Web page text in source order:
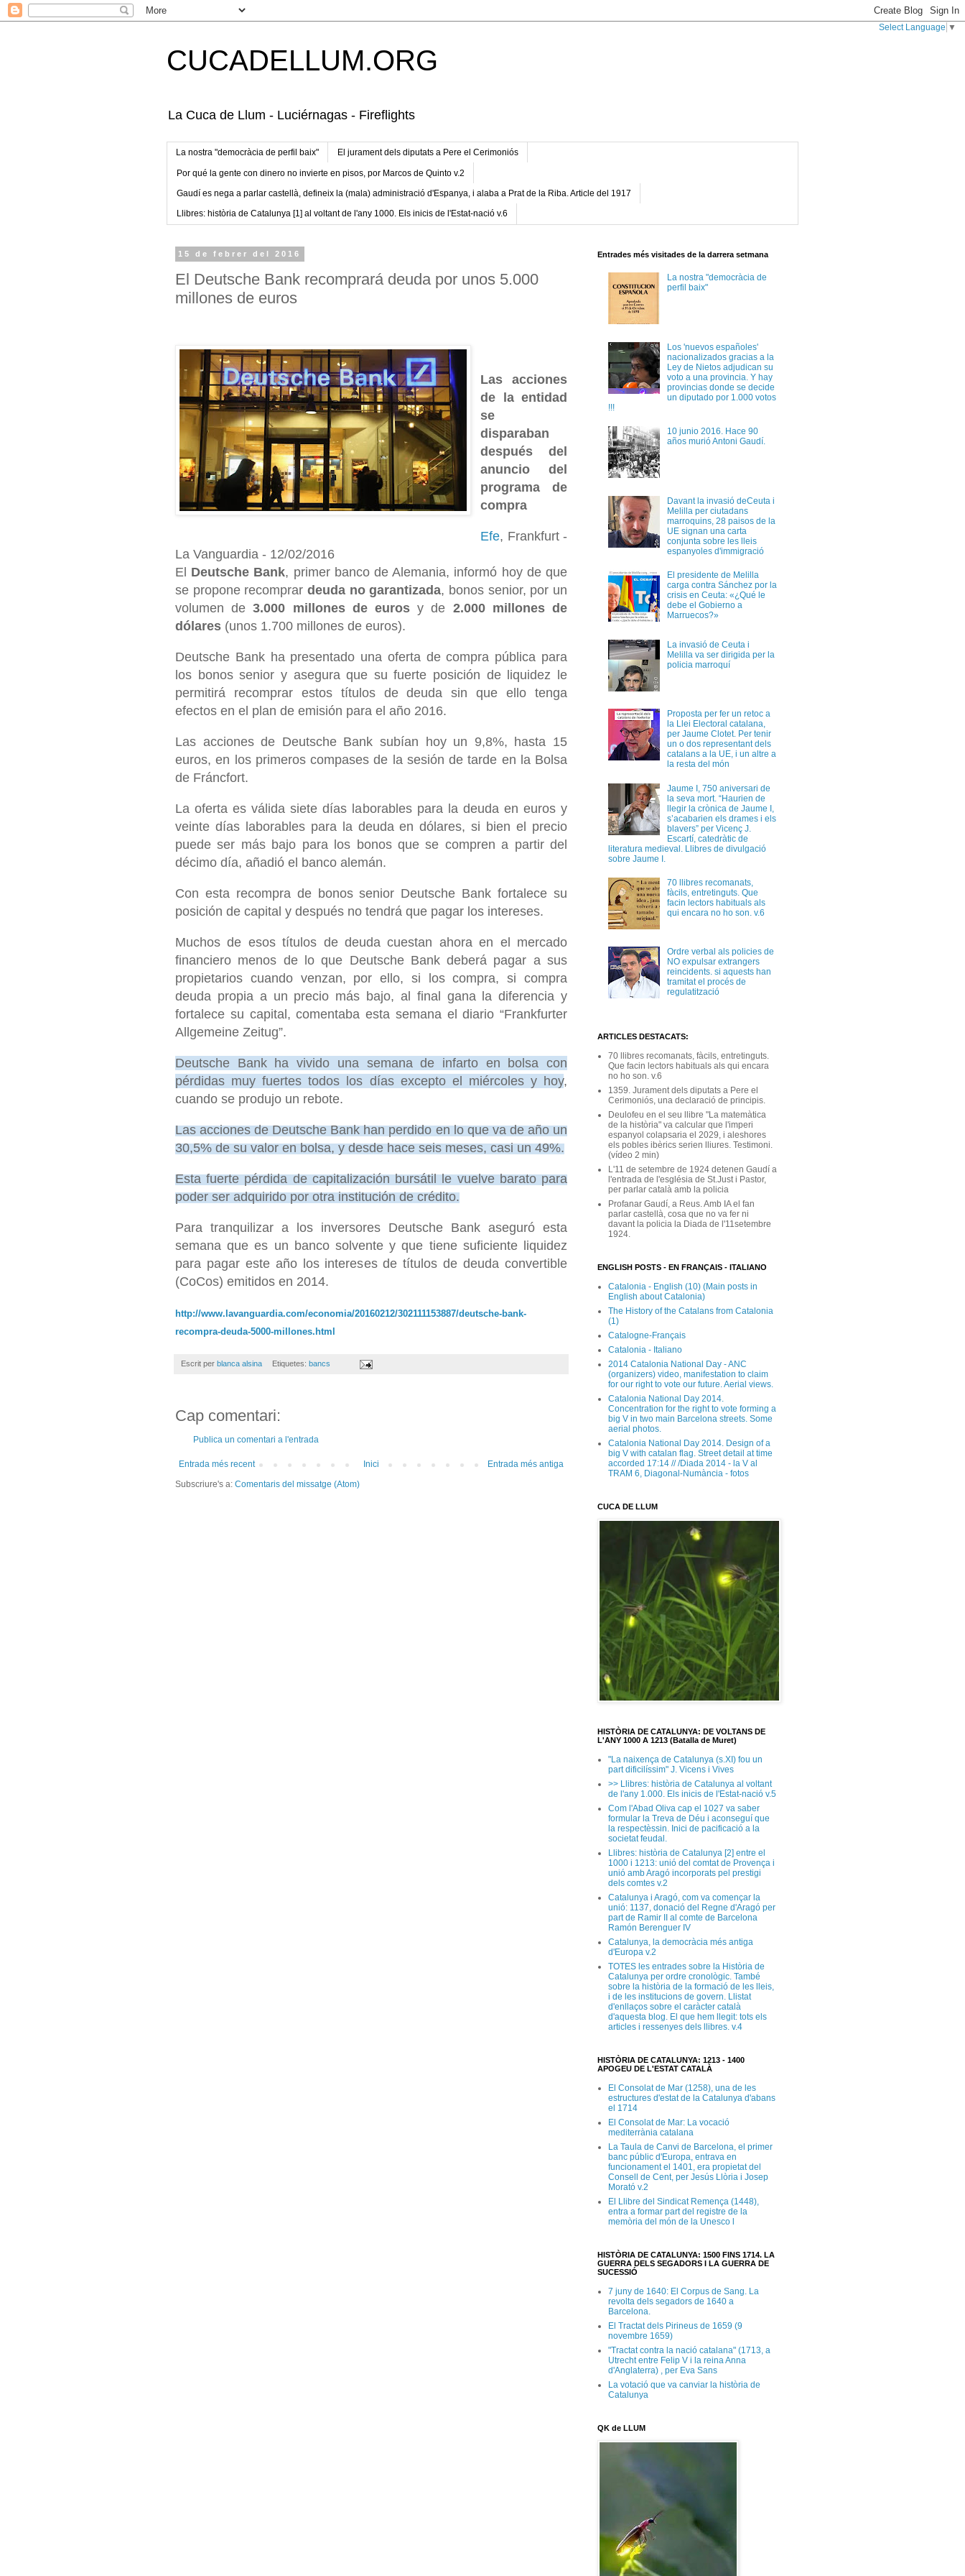
Select Language ▼
CUCADELLUM.ORG
La Cuca de Llum - Luciérnagas - Fireflights
La nostra "democràcia de perfil baix" El jurament dels diputats a Pere el Cerimoniós
Por qué la gente con dinero no invierte en pisos, por Marcos de Quinto v.2
Gaudí es nega a parlar castellà, defineix la (mala) administració d'Espanya, i alaba a Prat de la Riba. Article del 1917
Llibres: història de Catalunya [1] al voltant de l'any 1000. Els inicis de l'Estat-nació v.6
15 de febrer del 2016
El Deutsche Bank recomprará deuda por unos 5.000
millones de euros
Las acciones
de la entidad
se
disparaban
después del
anuncio del
programa de
compra
Efe, Frankfurt -
La Vanguardia - 12/02/2016
El Deutsche Bank, primer banco de Alemania, informó hoy de que
se propone recomprar deuda no garantizada, bonos senior, por un
volumen de3.000 millones de euros y de 2.000 millones de
dólares (unos 1.700 millones de euros).
Deutsche Bank ha presentado una oferta de compra pública para
los bonos senior y asegura que su fuerte posición de liquidez le
permitirá recomprar estos títulos de deuda sin que ello tenga
efectos en el plan de emisión para el año 2016.
Las acciones de Deutsche Bank subían hoy un 9,8%, hasta 15
euros, en los primeros compases de la sesión de tarde en la Bolsa
de Fráncfort.
La oferta es válida siete días laborables para la deuda en euros y
veinte días laborables para la deuda en dólares, si bien el precio
puede ser más bajo para los bonos que se compren a partir del
décimo día, añadió el banco alemán.
Con esta recompra de bonos senior Deutsche Bank fortalece su
posición de capital y después no tendrá que pagar los intereses.
Muchos de esos títulos de deuda cuestan ahora en el mercado
financiero menos de lo que Deutsche Bank deberá pagar a sus
propietarios cuando venzan, por ello, si los compra, si compra
deuda propia a un precio más bajo, al final gana la diferencia y
fortalece su capital, comentaba esta semana el diario “Frankfurter
Allgemeine Zeitug”.
Deutsche Bank ha vivido una semana de infarto en bolsa con
pérdidas muy fuertes todos los días excepto el miércoles y hoy,
cuando se produjo un rebote.
Las acciones de Deutsche Bank han perdido en lo que va de año un
30,5% de su valor en bolsa, y desde hace seis meses, casi un 49%.
Esta fuerte pérdida de capitalización bursátil le vuelve barato para
poder ser adquirido por otra institución de crédito.
Para tranquilizar a los inversores Deutsche Bank aseguró esta
semana que es un banco solvente y que tiene suficiente liquidez
para pagar este año los intereses de títulos de deuda convertible
(CoCos) emitidos en 2014.
http://www.lavanguardia.com/economia/20160212/302111153887/deutsche-bank-
recompra-deuda-5000-millones.html
Escrit per blanca alsina Etiquetes: bancs
Cap comentari:
Publica un comentari a l'entrada
Entrada més recent Entrada més antiga
Inici
Subscriure's a: Comentaris del missatge (Atom)
Entrades més visitades de la darrera setmana
La nostra "democràcia de
perfil baix"
Los 'nuevos españoles'
nacionalizados gracias a la
Ley de Nietos adjudican su
voto a una provincia. Y hay
provincias donde se decide
un diputado por 1.000 votos
!!!
10 junio 2016. Hace 90
años murió Antoni Gaudí.
Davant la invasió deCeuta i
Melilla per ciutadans
marroquins, 28 paisos de la
UE signan una carta
conjunta sobre les lleis
espanyoles d'immigració
El presidente de Melilla
carga contra Sánchez por la
crisis en Ceuta: «¿Qué le
debe el Gobierno a
Marruecos?»
La invasió de Ceuta i
Melilla va ser dirigida per la
policia marroquí
Proposta per fer un retoc a
la Llei Electoral catalana,
per Jaume Clotet. Per tenir
un o dos representant dels
catalans a la UE, i un altre a
la resta del món
Jaume I, 750 aniversari de
la seva mort. “Haurien de
llegir la crònica de Jaume I,
s’acabarien els drames i els
blavers” per Vicenç J.
Escartí, catedràtic de
literatura medieval. Llibres de divulgació
sobre Jaume I.
70 llibres recomanats,
fàcils, entretinguts. Que
facin lectors habituals als
qui encara no ho son. v.6
Ordre verbal als policies de
NO expulsar extrangers
reincidents. si aquests han
tramitat el procés de
regulatització
ARTICLES DESTACATS:
70 llibres recomanats, fàcils, entretinguts.
Que facin lectors habituals als qui encara
no ho son. v.6
1359. Jurament dels diputats a Pere el
Cerimoniós, una declaració de principis.
Deulofeu en el seu llibre "La matemàtica
de la història" va calcular que l'imperi
espanyol colapsaria el 2029, i aleshores
els pobles ibèrics serien lliures. Testimoni.
(vídeo 2 min)
L'11 de setembre de 1924 detenen Gaudí a
l'entrada de l'església de St.Just i Pastor,
per parlar català amb la policia
Profanar Gaudí, a Reus. Amb IA el fan
parlar castellà, cosa que no va fer ni
davant la policia la Diada de l'11setembre
1924.
ENGLISH POSTS - EN FRANÇAIS - ITALIANO
Catalonia - English (10) (Main posts in
English about Catalonia)
The History of the Catalans from Catalonia
(1)
Catalogne-Français
Catalonia - Italiano
2014 Catalonia National Day - ANC
(organizers) video, manifestation to claim
for our right to vote our future. Aerial views.
Catalonia National Day 2014.
Concentration for the right to vote forming a
big V in two main Barcelona streets. Some
aerial photos.
Catalonia National Day 2014. Design of a
big V with catalan flag. Street detail at time
accorded 17:14 // /Diada 2014 - la V al
TRAM 6, Diagonal-Numància - fotos
CUCA DE LLUM
HISTÒRIA DE CATALUNYA: DE VOLTANS DE
L'ANY 1000 A 1213 (Batalla de Muret)
"La naixença de Catalunya (s.XI) fou un
part dificilíssim" J. Vicens i Vives
>> Llibres: història de Catalunya al voltant
de l'any 1.000. Els inicis de l'Estat-nació v.5
Com l'Abad Oliva cap el 1027 va saber
formular la Treva de Déu i aconseguí que
la respectèssin. Inici de pacificació a la
societat feudal.
Llibres: història de Catalunya [2] entre el
1000 i 1213: unió del comtat de Provença i
unió amb Aragó incorporats pel prestigi
dels comtes v.2
Catalunya i Aragó, com va començar la
unió: 1137, donació del Regne d'Aragó per
part de Ramir II al comte de Barcelona
Ramón Berenguer IV
Catalunya, la democràcia més antiga
d'Europa v.2
TOTES les entrades sobre la Història de
Catalunya per ordre cronològic. També
sobre la història de la formació de les lleis,
i de les institucions de govern. Llistat
d'enllaços sobre el caràcter català
d'aquesta blog. El que hem llegit: tots els
articles i ressenyes dels llibres. v.4
HISTÒRIA DE CATALUNYA: 1213 - 1400
APOGEU DE L'ESTAT CATALÀ
El Consolat de Mar (1258), una de les
estructures d'estat de la Catalunya d'abans
el 1714
El Consolat de Mar: La vocació
mediterrània catalana
La Taula de Canvi de Barcelona, el primer
banc públic d'Europa, entrava en
funcionament el 1401, era propietat del
Consell de Cent, per Jesús Llòria i Josep
Morató v.2
El Llibre del Sindicat Remença (1448),
entra a formar part del registre de la
memòria del món de la Unesco l
HISTÒRIA DE CATALUNYA: 1500 FINS 1714. LA
GUERRA DELS SEGADORS I LA GUERRA DE
SUCESSIÓ
7 juny de 1640: El Corpus de Sang. La
revolta dels segadors de 1640 a
Barcelona.
El Tractat dels Pirineus de 1659 (9
novembre 1659)
"Tractat contra la nació catalana" (1713, a
Utrecht entre Felip V i la reina Anna
d'Anglaterra) , per Eva Sans
La votació que va canviar la història de
Catalunya
QK de LLUM